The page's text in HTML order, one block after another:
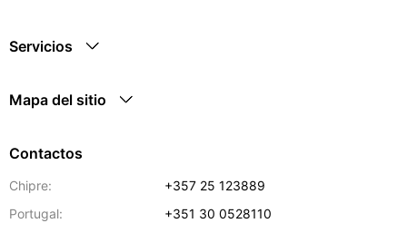
Servicios
Mapa del sitio
Contactos
Chipre:
+357 25 123889
Portugal:
+351 30 0528110